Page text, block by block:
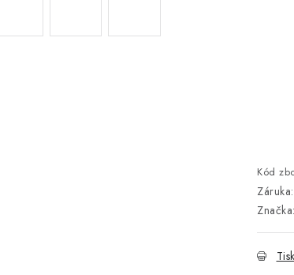
Kód
Záruka:
Značka:
Tisk